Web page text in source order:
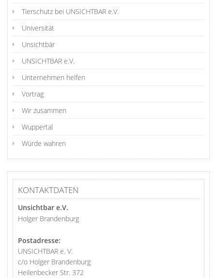
Tierschutz bei UNSICHTBAR e.V.
Universität
Unsichtbär
UNSICHTBAR e.V.
Unternehmen helfen
Vortrag
Wir zusammen
Wuppertal
Würde wahren
KONTAKTDATEN
Unsichtbar e.V.
Holger Brandenburg
Postadresse:
UNSICHTBAR e. V.
c/o Holger Brandenburg
Heilenbecker Str. 372